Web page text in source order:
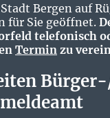
Bergen auf
für Sie geöffnet.
telefonisch
Termin zu